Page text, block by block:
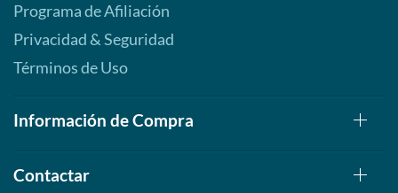
Programa de Afiliación
Privacidad & Seguridad
Términos de Uso
Información de Compra
Contactar